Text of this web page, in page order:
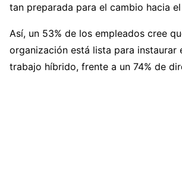
tan preparada para el cambio hacia
Así, un 53% de los empleados cree
organización está lista para instaurar
trabajo híbrido, frente a un 74% de